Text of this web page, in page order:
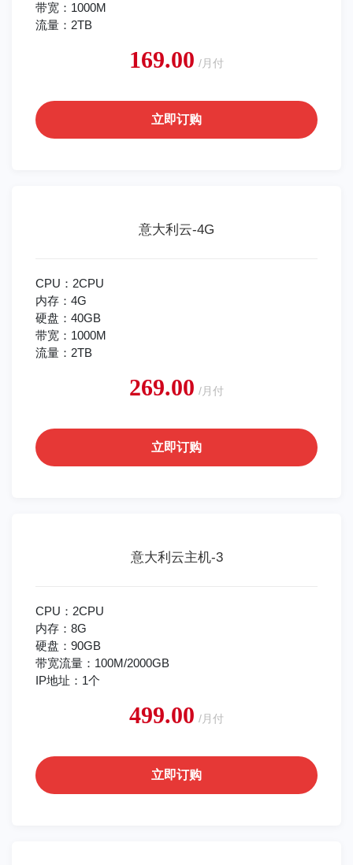
带宽：1000M
流量：2TB
169.00 /月付
立即订购
意大利云-4G
CPU：2CPU
内存：4G
硬盘：40GB
带宽：1000M
流量：2TB
269.00 /月付
立即订购
意大利云主机-3
CPU：2CPU
内存：8G
硬盘：90GB
带宽流量：100M/2000GB
IP地址：1个
499.00 /月付
立即订购